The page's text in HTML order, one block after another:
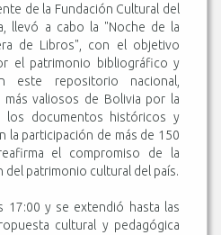
de la Fundación Cultural del
llevó a cabo la "Noche de la
de Libros", con el objetivo
el patrimonio bibliográfico y
este repositorio nacional,
valiosos de Bolivia por la
los documentos históricos y
la participación de más de 150
el compromiso de la
patrimonio cultural del país.
17:00 y se extendió hasta las
cultural y pedagógica